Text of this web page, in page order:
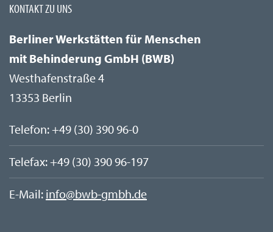
KONTAKT ZU UNS
Berliner Werkstätten für Menschen
mit Behinderung GmbH (BWB)
Westhafenstraße 4
13353 Berlin
Telefon: +49 (30) 390 96-0
Telefax:+49 (30) 390 96-197
E-Mail: info@bwb-gmbh.de